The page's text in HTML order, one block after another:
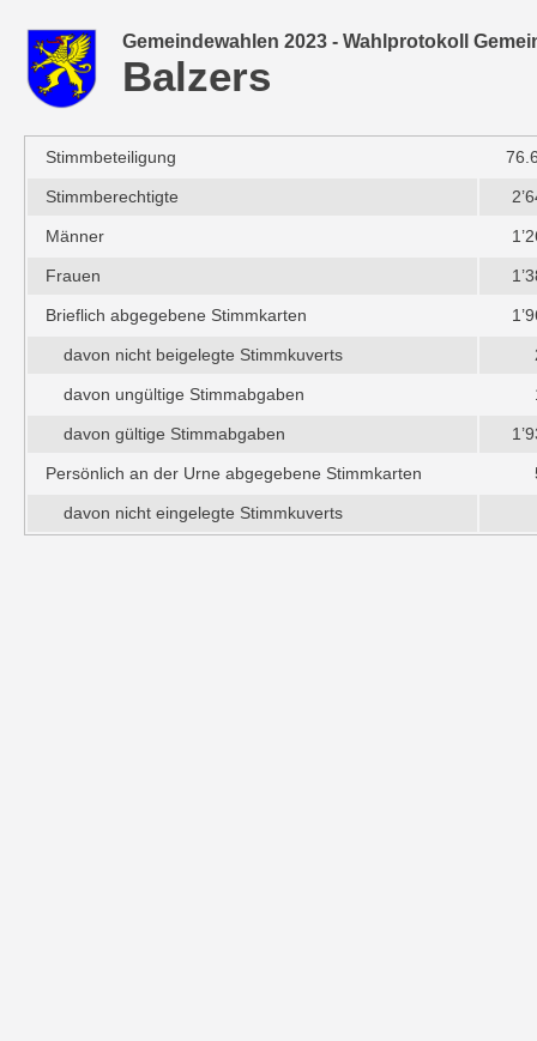
Gemeindewahlen 2023 - Wahlprotokoll
Balzers
Stimmbeteiligung
Stimmberechtigte
Männer
Frauen
Brieflich abgegebene Stimmkarten
davon nicht beigelegte Stimmkuverts
davon ungültige Stimmabgaben
davon gültige Stimmabgaben
Persönlich an der Urne abgegebene Stimmkarten
davon nicht eingelegte Stimmkuverts